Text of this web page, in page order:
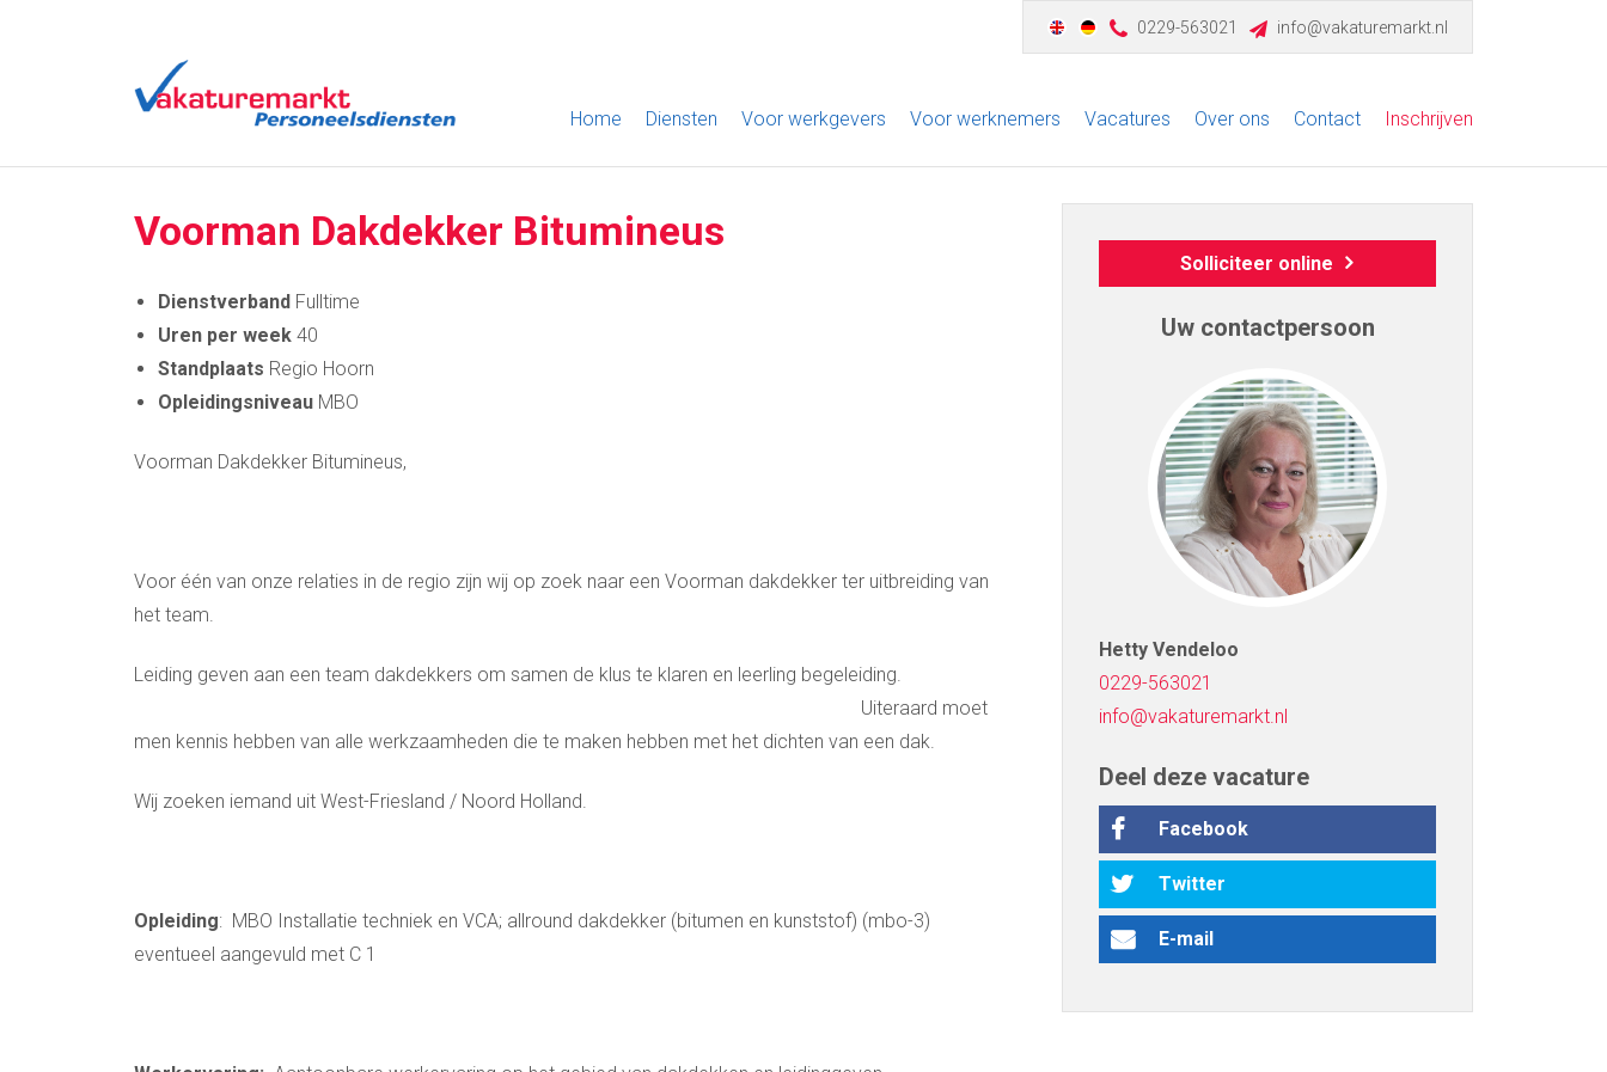
0229-563021 info@vakaturemarkt.nl
Home Diensten Voor werkgevers Voor werknemers Vacatures Over ons Contact Inschrijven
Voorman Dakdekker Bitumineus
Dienstverband Fulltime
Uren per week 40
Standplaats Regio Hoorn
Opleidingsniveau MBO
Voorman Dakdekker Bitumineus,
Voor één van onze relaties in de regio zijn wij op zoek naar een Voorman dakdekker ter uitbreiding van
het team.
Leiding geven aan een team dakdekkers om samen de klus te klaren en leerling begeleiding.
Uiteraard moet
men kennis hebben van alle werkzaamheden die te maken hebben met het dichten van een dak.
Wij zoeken iemand uit West-Friesland / Noord Holland.
Opleiding: MBO Installatie techniek en VCA; allround dakdekker (bitumen en kunststof) (mbo-3)
eventueel aangevuld met C 1
Solliciteer online
Uw contactpersoon
Hetty Vendeloo
0229-563021
info@vakaturemarkt.nl
Deel deze vacature
Facebook
Twitter
E-mail